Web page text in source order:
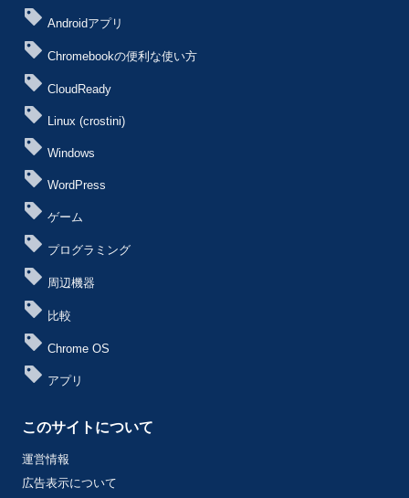
Androidアプリ
Chromebookの便利な使い方
CloudReady
Linux (crostini)
Windows
WordPress
ゲーム
プログラミング
周辺機器
比較
Chrome OS
アプリ
このサイトについて
運営情報
広告表示について